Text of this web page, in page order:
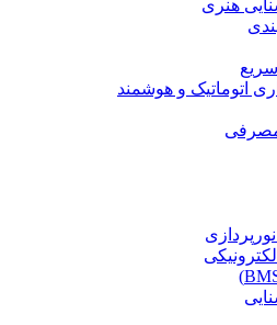
هنری
اتوماتیک و هوشمند